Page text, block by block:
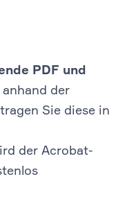
PDF und
der
Sie diese in
der Acrobat-